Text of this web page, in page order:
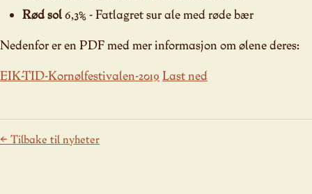
Rød sol6,3% - Fatlagret sur ale med røde bær
Nedenfor er en PDF med mer informasjon om ølene deres:
EIK-TID-Kornølfestivalen-2019 Last ned
← Tilbake til nyheter